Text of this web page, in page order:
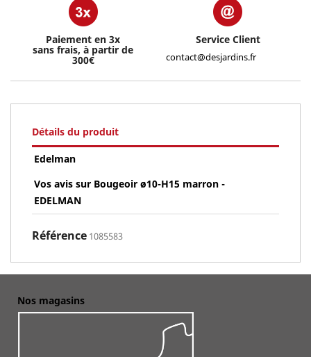
Paiement en 3x
sans frais, à partir de
300€
Service Client
contact@desjardins.fr
Détails du produit
Edelman
Vos avis sur Bougeoir ø10-H15 marron -
EDELMAN
Référence 1085583
Nos magasins